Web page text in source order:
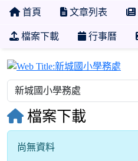
首頁 文章列表
檔案下載 行事曆
檔案下載
尚無資料